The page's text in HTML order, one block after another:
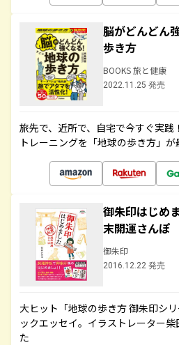
脳がどんどん
歩き方
BOOKS 旅と健康
2022.11.25 発売
旅先で、近所で、自宅で今すぐ実
トレーニングを「地球の歩き方」
御朱印はじ
末開運さんぽ
御朱印
2016.12.22 発売
大ヒット「地球の歩き方 御朱印シ
ックエッセイ。イラストレーター
た